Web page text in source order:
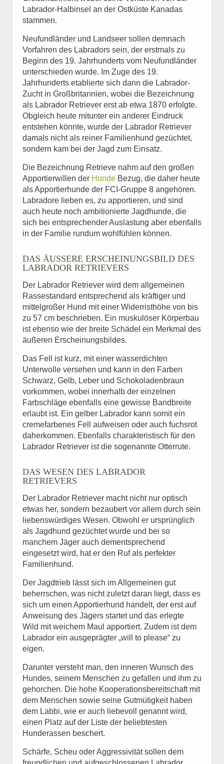
Labrador-Halbinsel an der Ostküste Kanadas
stammen.
Neufundländer und Landseer sollen demnach
Vorfahren des Labradors sein, der erstmals zu
Beginn des 19. Jahrhunderts vom Neufundländer
unterschieden wurde. Im Zuge des 19.
Jahrhunderts etablierte sich dann die Labrador-
Zucht in Großbritannien, wobei die Bezeichnung
als Labrador Retriever erst ab etwa 1870 erfolgte.
Obgleich heute mitunter ein anderer Eindruck
entstehen könnte, wurde der Labrador Retriever
damals nicht als reiner Familienhund gezüchtet,
sondern kam bei der Jagd zum Einsatz.
Die Bezeichnung Retrieve nahm auf den großen
Apportierwillen der Hunde Bezug, die daher heute
als Apportierhunde der FCI-Gruppe 8 angehören.
Labradore lieben es, zu apportieren, und sind
auch heute noch ambitionierte Jagdhunde, die
sich bei entsprechender Auslastung aber ebenfalls
in der Familie rundum wohlfühlen können.
DAS ÄUSSERE ERSCHEINUNGSBILD DES L
ABRADOR RETRIEVERS
Der Labrador Retriever wird dem allgemeinen
Rassestandard entsprechend als kräftiger und
mittelgroßer Hund mit einer Widerristhöhe von bis
zu 57 cm beschrieben. Ein muskulöser Körperbau
ist ebenso wie der breite Schädel ein Merkmal des
äußeren Erscheinungsbildes.
Das Fell ist kurz, mit einer wasserdichten
Unterwolle versehen und kann in den Farben
Schwarz, Gelb, Leber und Schokoladenbraun
vorkommen, wobei innerhalb der einzelnen
Farbschläge ebenfalls eine gewisse Bandbreite
erlaubt ist. Ein gelber Labrador kann somit ein
cremefarbenes Fell aufweisen oder auch fuchsrot
daherkommen. Ebenfalls charakteristisch für den
Labrador Retriever ist die sogenannte Otterrute.
DAS WESEN DES LABRADOR
RETRIEVERS
Der Labrador Retriever macht nicht nur optisch
etwas her, sondern bezaubert vor allem durch sein
liebenswürdiges Wesen. Obwohl er ursprünglich
als Jagdhund gezüchtet wurde und bei so
manchem Jäger auch dementsprechend
eingesetzt wird, hat er den Ruf als perfekter
Familienhund.
Der Jagdtrieb lässt sich im Allgemeinen gut
beherrschen, was nicht zuletzt daran liegt, dass es
sich um einen Apportierhund handelt, der erst auf
Anweisung des Jägers startet und das erlegte
Wild mit weichem Maul apportiert. Zudem ist dem
Labrador ein ausgeprägter „will to please“ zu
eigen.
Darunter versteht man, den inneren Wunsch des
Hundes, seinem Menschen zu gefallen und ihm zu
gehorchen. Die hohe Kooperationsbereitschaft mit
dem Menschen sowie seine Gutmütigkeit haben
dem Labbi, wie er auch liebevoll genannt wird,
einen Platz auf der Liste der beliebtesten
Hunderassen beschert.
Schärfe, Scheu oder Aggressivität sollen dem